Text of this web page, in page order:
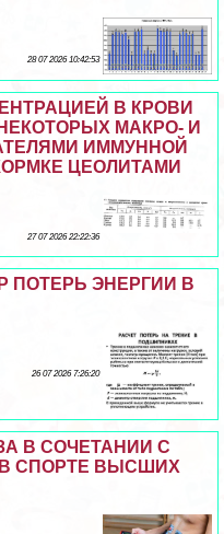
28 07 2026 10:42:53
В КРОВИ
МАКРО- И
ИММУННОЙ
ЦЕОЛИТАМИ
27 07 2026 22:22:36
ПОТЕРЬ ЭНЕРГИИ В
26 07 2026 7:26:20
В СОЧЕТАНИИ С
СПОРТЕ ВЫСШИХ